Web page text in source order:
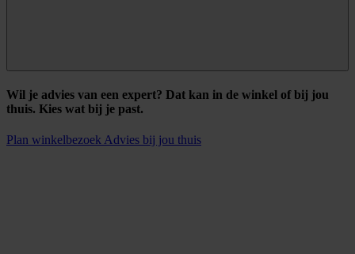
Wil je advies van een expert? Dat kan in de winkel of bij jou
thuis. Kies wat bij je past.
Plan winkelbezoek Advies bij jou thuis